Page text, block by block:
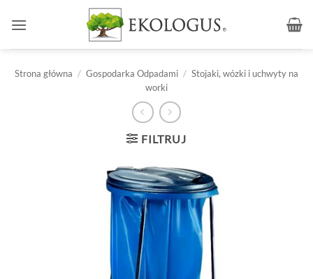
Strona główna / Gospodarka Odpadami / Stojaki, wózki i uchwyty na
worki
FILTRUJ